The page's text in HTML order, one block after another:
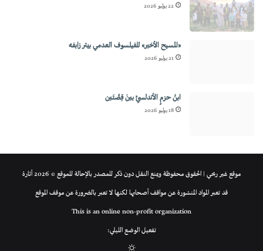
22 يوليو 2026
«المسيح الأخير» للفيلسوف العدمي بيتر زابفه
21 يوليو 2026
ابنُ حزمٍ الأندلسيِّ بينَ قِصَّتَين
18 يوليو 2026
موقع غير ربحي | الحقوق محفوظة ويمنع النقل دون ذكر للمصدر بالإحالة للموقع © 2026 أثارة
قد تعبر المواد المنشورة عن مواقف أصحابها لكنها لا تعبر بالضرورة عن موقف الموقع
This is an online non-profit organization
تفعيل الوضع الليلي: